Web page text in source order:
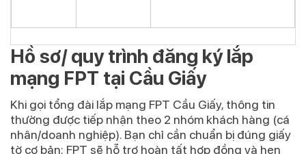
Hồ sơ/ quy trình đăng ký lắp
mạng FPT tại Cầu Giấy
Khi gọi tổng đài lắp mạng FPT Cầu Giấy, thông tin
thường được tiếp nhận theo 2 nhóm khách hàng (cá
nhân/doanh nghiệp). Bạn chỉ cần chuẩn bị đúng giấy
tờ cơ bản; FPT sẽ hỗ trợ hoàn tất hợp đồng và hẹn